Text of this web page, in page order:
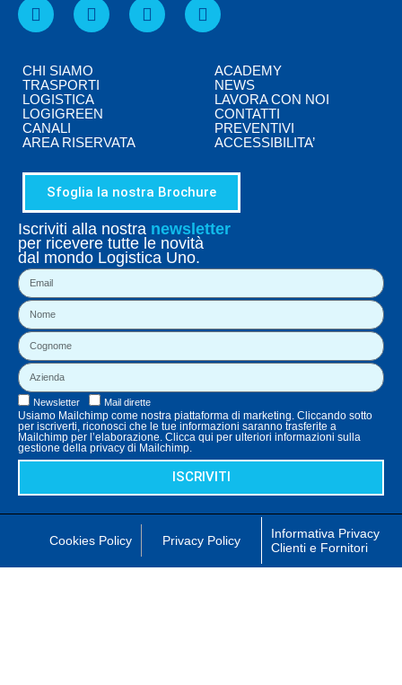
CHI SIAMO
TRASPORTI
LOGISTICA
LOGIGREEN
CANALI
AREA RISERVATA
Sfoglia la nostra Brochure
ACADEMY
NEWS
LAVORA CON NOI
CONTATTI
PREVENTIVI
ACCESSIBILITA’
Iscriviti alla nostra newsletter
per ricevere tutte le novità
dal mondo Logistica Uno.
Newsletter Mail dirette
Usiamo Mailchimp come nostra piattaforma di marketing. Cliccando sotto
per iscriverti, riconosci che le tue informazioni saranno trasferite a
Mailchimp per l’elaborazione. Clicca qui per ulteriori informazioni sulla
gestione della privacy di Mailchimp.
ISCRIVITI
Cookies Policy Privacy Policy
Informativa Privacy
Clienti e Fornitori